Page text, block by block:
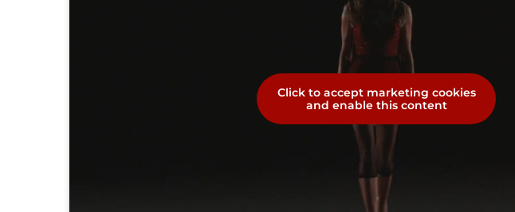
Click to accept marketing cookies
and enable this content